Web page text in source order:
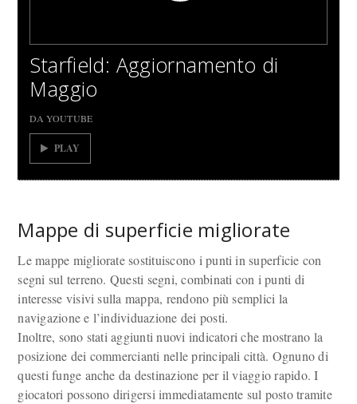
Starfield: Aggiornamento di
Maggio
DA YOUTUBE
PLAY
Mappe di superficie migliorate
Le mappe migliorate sostituiscono i punti in superficie con
segni sul terreno. Questi segni, combinati con i punti di
interesse visivi sulla mappa, rendono più semplici la
navigazione e l’individuazione dei posti.
Inoltre, sono stati aggiunti nuovi indicatori che mostrano la
posizione dei commercianti nelle principali città. Ognuno di
questi funge anche da destinazione per il viaggio rapido. I
giocatori possono dirigersi immediatamente sul posto tramite